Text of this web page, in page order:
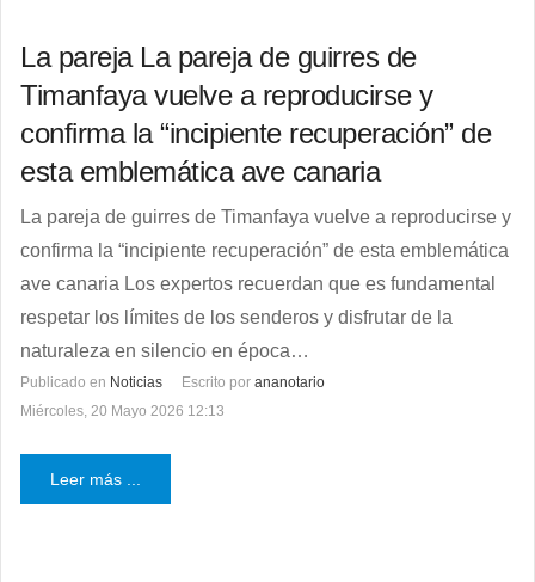
La pareja La pareja de guirres de
Timanfaya vuelve a reproducirse y
confirma la “incipiente recuperación” de
esta emblemática ave canaria
La pareja de guirres de Timanfaya vuelve a reproducirse y
confirma la “incipiente recuperación” de esta emblemática
ave canaria Los expertos recuerdan que es fundamental
respetar los límites de los senderos y disfrutar de la
naturaleza en silencio en época…
Publicado en Noticias Escrito por ananotario
Miércoles, 20 Mayo 2026 12:13
Leer más ...